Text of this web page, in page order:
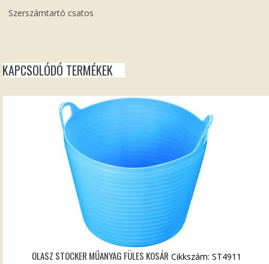
Szerszámtartó csatos
KAPCSOLÓDÓ TERMÉKEK
OLASZ STOCKER MŰANYAG FÜLES KOSÁR Cikkszám: ST4911